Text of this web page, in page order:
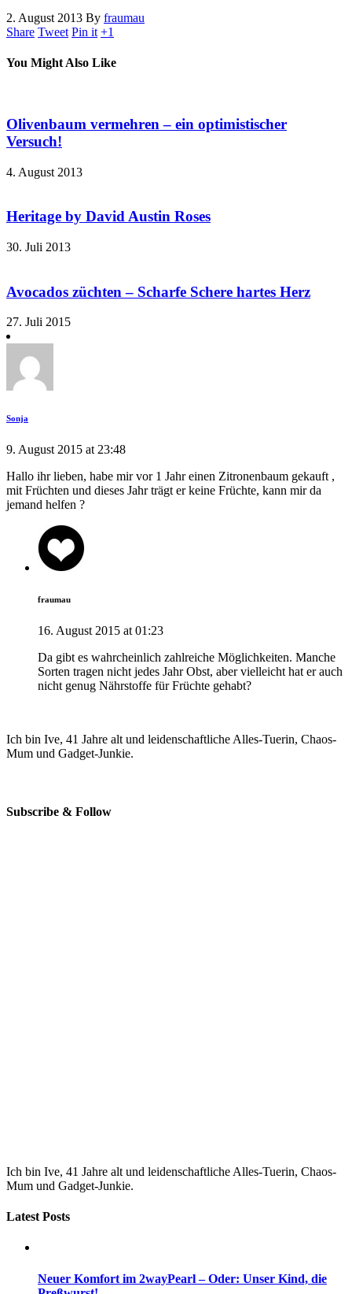
2. August 2013 By fraumau
Share Tweet Pin it +1
You Might Also Like
Olivenbaum vermehren – ein optimistischer
Versuch!
4. August 2013
Heritage by David Austin Roses
30. Juli 2013
Avocados züchten – Scharfe Schere hartes Herz
27. Juli 2015
Sonja
9. August 2015 at 23:48
Hallo ihr lieben, habe mir vor 1 Jahr einen Zitronenbaum gekauft ,
mit Früchten und dieses Jahr trägt er keine Früchte, kann mir da
jemand helfen ?
fraumau
16. August 2015 at 01:23
Da gibt es wahrcheinlich zahlreiche Möglichkeiten. Manche
Sorten tragen nicht jedes Jahr Obst, aber vielleicht hat er auch
nicht genug Nährstoffe für Früchte gehabt?
Ich bin Ive, 41 Jahre alt und leidenschaftliche Alles-Tuerin, Chaos-
Mum und Gadget-Junkie.
Subscribe & Follow
Ich bin Ive, 41 Jahre alt und leidenschaftliche Alles-Tuerin, Chaos-
Mum und Gadget-Junkie.
Latest Posts
Neuer Komfort im 2wayPearl – Oder: Unser Kind, die